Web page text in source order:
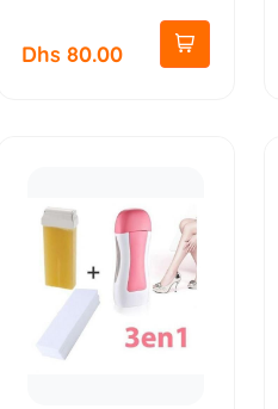
Dhs 80.00